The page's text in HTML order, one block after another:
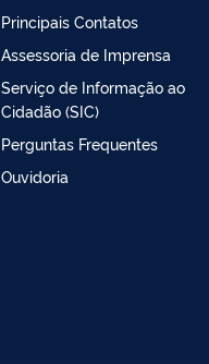
Principais Contatos
Assessoria de Imprensa
Serviço de Informação ao
Cidadão (SIC)
Perguntas Frequentes
Ouvidoria